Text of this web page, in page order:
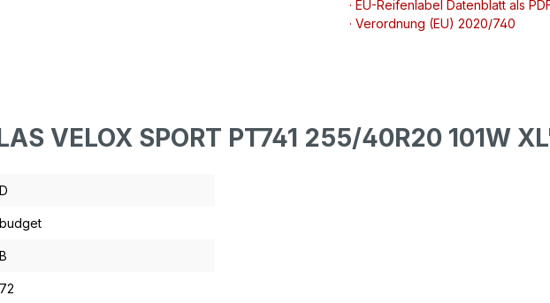
· EU-Reifenlabel Datenblatt als
· Verordnung (EU) 2020/740
VELOX SPORT PT741 255/40R20 101W
D
budget
B
72